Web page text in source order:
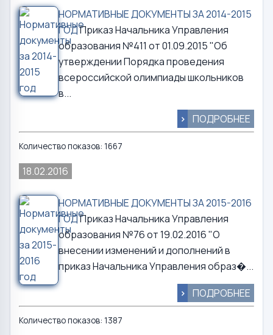
НОРМАТИВНЫЕ ДОКУМЕНТЫ ЗА 2014-2015
ГОДПриказ Начальника Управления
образования №411 от 01.09.2015 "Об
утверждении Порядка проведения
всероссийской олимпиады школьников
в...
> ПОДРОБНЕЕ
Количество показов: 1667
18.02.2016
НОРМАТИВНЫЕ ДОКУМЕНТЫ ЗА 2015-2016
ГОДПриказ Начальника Управления
образования №76 от 19.02.2016 "О
внесении изменений и дополнений в
приказ Начальника Управления образ�...
> ПОДРОБНЕЕ
Количество показов: 1387